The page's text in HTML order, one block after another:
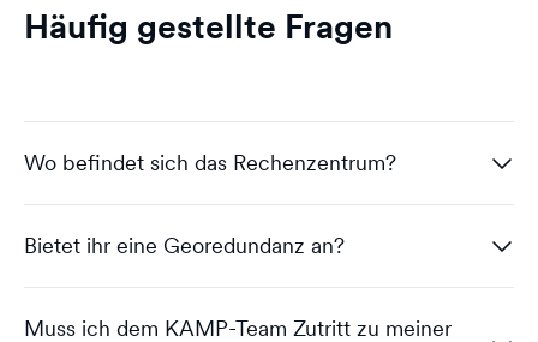
Häufig gestellte Fragen
Wo befindet sich das Rechenzentrum?
Max von dogado.partners
Bietet ihr eine Georedundanz an?
Muss ich dem KAMP-Team Zutritt zu meiner